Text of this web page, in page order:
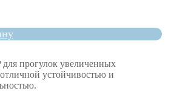
прогулок увеличенных
устойчивостью и